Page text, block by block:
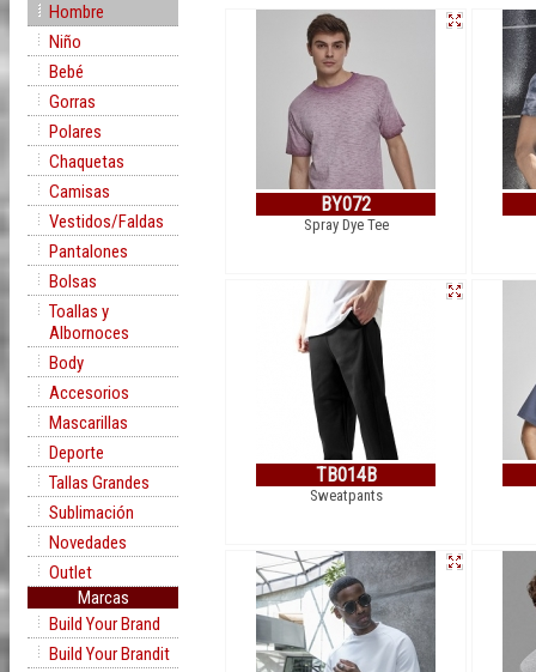
Hombre
Niño
Bebé
Gorras
Polares
Chaquetas
Camisas
Vestidos/Faldas
Pantalones
Bolsas
Toallas y
Albornoces
Body
Accesorios
Mascarillas
Deporte
Tallas Grandes
Sublimación
Novedades
Outlet
Marcas
Build Your Brand
Build Your Brandit
BY072
Spray Dye Tee
TB014B
Sweatpants